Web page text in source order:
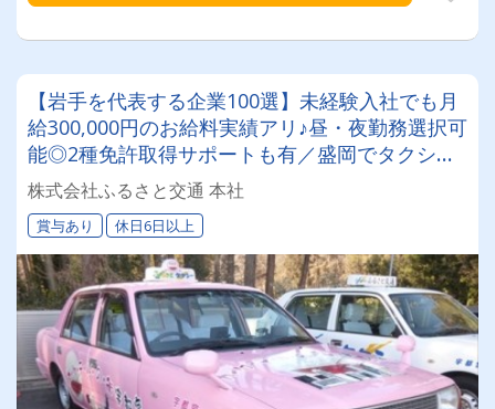
【岩手を代表する企業100選】未経験入社でも月
給300,000円のお給料実績アリ♪昼・夜勤務選択可
能◎2種免許取得サポートも有／盛岡でタクシー
ドライバーデビューしてみませんか？
株式会社ふるさと交通 本社
賞与あり 休日6日以上